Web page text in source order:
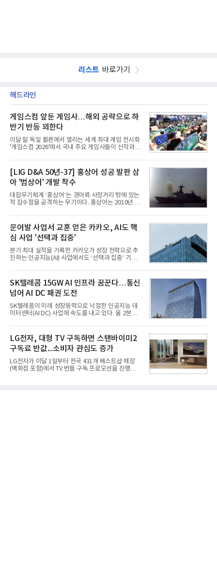
리스트 바로가기
헤드라인
게임스컴 앞둔 게임사…해외 공략으로 하
반기 반등 꾀한다
이달 말 독일 쾰른에서 열리는 세계 최대 게임 전시회
'게임스컴 2026'에서 국내 주요 게임사들이 신작과 글
체별로 엇갈린 가운데 하반기 신작 흥행과 해외 시장
성과가 실적을 좌우할 핵심 변수로 떠오르고 있다.8일
업계에 따르면 올해 상반기 게임업계는 기업별 성적
표가 크게 갈렸다. 대표적으로 크래프톤은 'PUBG: 배
틀그라운드'의 안정적인 성장에 힘입어 상반기 연결
기준 매출 2조6616억원, 영업이익 9725억원으로 역
대 최대 실적을 기록했다. 엔씨도 올해 출시한 '아이온
동기 대
[LIG D&A 50년-37] 홍상어 성공 발판 삼
아 '범상어' 개발 착수
대잠무기체계 ‘홍상어’는 경어뢰 사정거리 밖에 있는
적 잠수함을 공격하는 무기이다. 홍상어는 2010년 넥
이뤄졌다. 이후 2012년 한국형 구축함(KDX-1) 이상
의 함정에 실전 배치됐다.그해 7월 해군은 동해상에서
성능 검증을 위해 홍상어 시험발사를 실시했다. 이때
홍상어가 목표 지점에서 입수한 후 표적을 타격하지
못하고 물속에서 멈춰버리는 예상 밖의 일이 벌어졌
다. 2차 품질확인 사격 시험에서도 만족스러운 결과를
얻지 못했다. 완벽한 신뢰성 확보를 위해 LIG넥스원은
분야를
문어발 사업서 교훈 얻은 카카오, AI도 핵
심 사업 '선택과 집중'
분기 최대 실적을 기록한 카카오가 성장 전략으로 추
진하는 인공지능(AI) 사업에서도 ‘선택과 집중’ 기조
라 투자에 나서는 것과 달리, 카카오는 ‘카카오톡’이
라는 플랫폼 경쟁력을 활용한 AI 에이전트 서비스에
집중하는 전략이다. 과거 무리한 사업 확장 과정에서
겪었던 시행착오를 되풀이하지 않고 핵심 역량에 집
중하겠다는 취지로 풀이된다.7일 업계에 따르면 카카
오는 올해 2분기 연결 기준 매출 2조985억원, 영업이
익 2770억원을 기록했다. 전년 동기 대비 매출과 영업
은 4884억
SK텔레콤 15GW AI 인프라 꿈꾼다…통신
넘어 AI DC 패권 도전
SK텔레콤이 미래 성장동력으로 낙점한 인공지능 데
이터센터(AI DC) 사업에 속도를 내고 있다. 올 2분기
는 2035년까지 총 15GW(기가와트) 규모의 AI DC를
구축하겠다는 대형 청사진을 제시하면서다. 이에 따
라 경쟁 구도 역시 이동통신사인 KT, LG유플러스를
넘어 네이버, 삼성SDS 등 IT 인프라 기업으로 확장되
고 있다.7일 SK텔레콤에 따르면 회사는 올해 2분기
연결 기준 매출 4조 3591억원, 영업이익 5660억원을
기록했다. 매출은 전년 동기 대비 0.5%, 영업이익은
LG전자, 대형 TV 구독하면 스탠바이미2
구독료 반값...소비자 관심도 증가
LG전자가 이달 1일부터 전국 431개 베스트샵 매장
(백화점 포함)에서 TV 번들 구독 프로모션을 진행하고